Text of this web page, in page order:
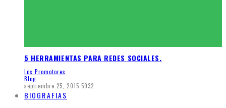
5 HERRAMIENTAS PARA REDES SOCIALES.
Los Promotores
Blog
septiembre 25, 2015 5932
BIOGRAFIAS